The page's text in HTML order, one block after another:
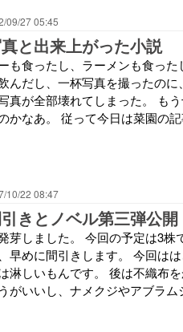
09/27 05:45
と出来上がった小説
も食ったし、ラーメンも食っ
んだし、一杯写真を撮ったの
真が全部壊れてしまった。 も
かなあ。 従って今日は菜園の
10/22 08:47
きとノベル第三弾公開
芽しました。 今回の予定は3
早めに間引きします。 今回は
淋しいもんです。 後は不織布
がいいし、ナメクジやアブラ